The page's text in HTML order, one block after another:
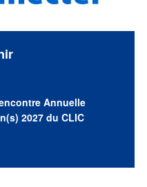
Annuelle
2027 du CLIC